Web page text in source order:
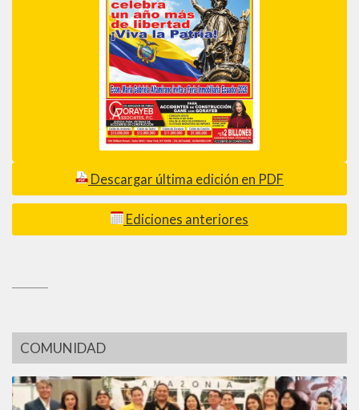
Descargar última edición en PDF
Ediciones anteriores
COMUNIDAD